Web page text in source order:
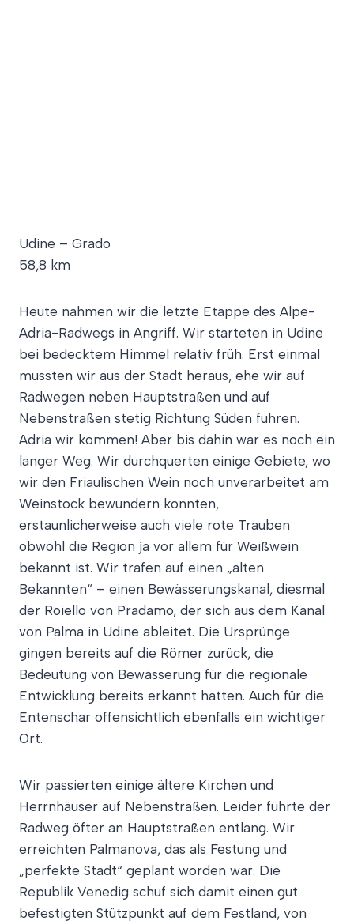
Udine – Grado
58,8 km
Heute nahmen wir die letzte Etappe des Alpe-
Adria-Radwegs in Angriff. Wir starteten in Udine
bei bedecktem Himmel relativ früh. Erst einmal
mussten wir aus der Stadt heraus, ehe wir auf
Radwegen neben Hauptstraßen und auf
Nebenstraßen stetig Richtung Süden fuhren.
Adria wir kommen! Aber bis dahin war es noch ein
langer Weg. Wir durchquerten einige Gebiete, wo
wir den Friaulischen Wein noch unverarbeitet am
Weinstock bewundern konnten,
erstaunlicherweise auch viele rote Trauben
obwohl die Region ja vor allem für Weißwein
bekannt ist. Wir trafen auf einen „alten
Bekannten“ – einen Bewässerungskanal, diesmal
der Roiello von Pradamo, der sich aus dem Kanal
von Palma in Udine ableitet. Die Ursprünge
gingen bereits auf die Römer zurück, die
Bedeutung von Bewässerung für die regionale
Entwicklung bereits erkannt hatten. Auch für die
Entenschar offensichtlich ebenfalls ein wichtiger
Ort.
Wir passierten einige ältere Kirchen und
Herrnhäuser auf Nebenstraßen. Leider führte der
Radweg öfter an Hauptstraßen entlang. Wir
erreichten Palmanova, das als Festung und
„perfekte Stadt“ geplant worden war. Die
Republik Venedig schuf sich damit einen gut
befestigten Stützpunkt auf dem Festland, von